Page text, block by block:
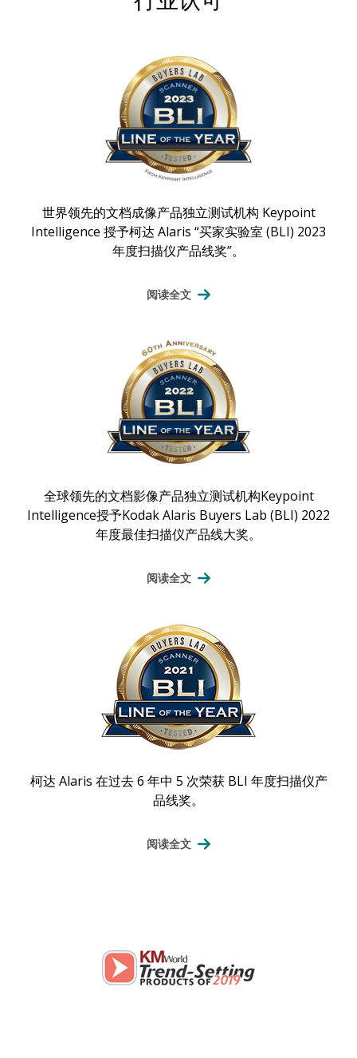
世界领先的文档成像产品独立测试机构 Keypoint
Intelligence 授予柯达 Alaris “买家实验室 (BLI) 2023
年度扫描仪产品线奖”。
阅读全文
全球领先的文档影像产品独立测试机构Keypoint
Intelligence授予Kodak Alaris Buyers Lab (BLI) 2022
年度最佳扫描仪产品线大奖。
阅读全文
柯达 Alaris 在过去 6 年中 5 次荣获 BLI 年度扫描仪产
品线奖。
阅读全文